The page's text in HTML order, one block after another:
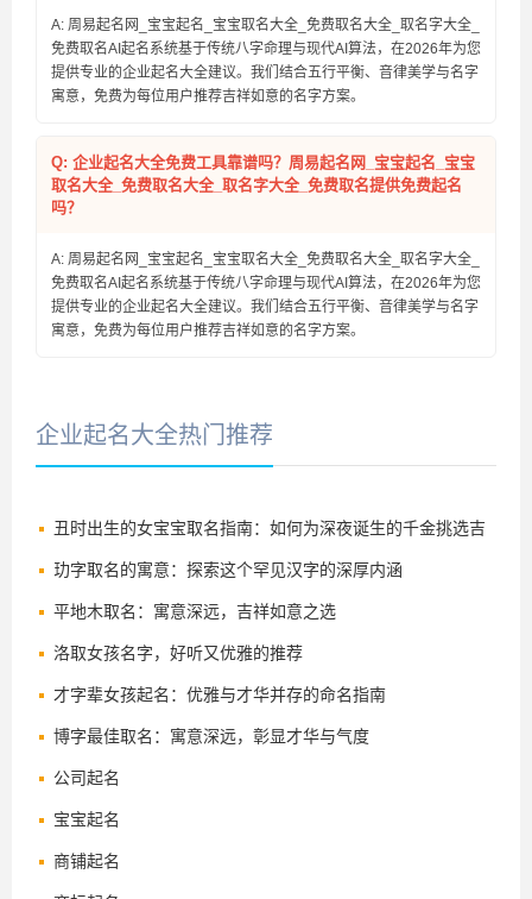
A: 周易起名网_宝宝起名_宝宝取名大全_免费取名大全_取名字大全_
免费取名AI起名系统基于传统八字命理与现代AI算法，在2026年为您
提供专业的企业起名大全建议。我们结合五行平衡、音律美学与名字
寓意，免费为每位用户推荐吉祥如意的名字方案。
Q: 企业起名大全免费工具靠谱吗？周易起名网_宝宝起名_宝宝
取名大全_免费取名大全_取名字大全_免费取名提供免费起名
吗？
A: 周易起名网_宝宝起名_宝宝取名大全_免费取名大全_取名字大全_
免费取名AI起名系统基于传统八字命理与现代AI算法，在2026年为您
提供专业的企业起名大全建议。我们结合五行平衡、音律美学与名字
寓意，免费为每位用户推荐吉祥如意的名字方案。
企业起名大全热门推荐
丑时出生的女宝宝取名指南：如何为深夜诞生的千金挑选吉
祥好名
玏字取名的寓意：探索这个罕见汉字的深厚内涵
平地木取名：寓意深远，吉祥如意之选
洛取女孩名字，好听又优雅的推荐
才字辈女孩起名：优雅与才华并存的命名指南
博字最佳取名：寓意深远，彰显才华与气度
公司起名
宝宝起名
商铺起名